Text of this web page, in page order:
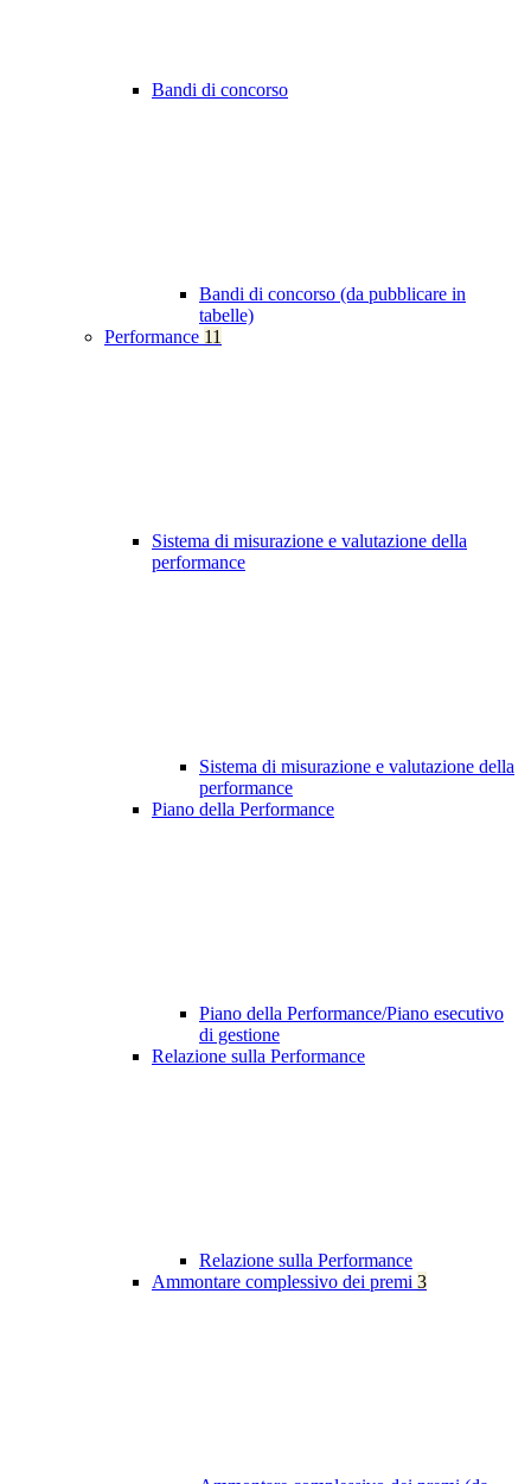
Bandi di concorso
Bandi di concorso (da pubblicare in
tabelle)
Performance 11
Sistema di misurazione e valutazione della
performance
Sistema di misurazione e valutazione della
performance
Piano della Performance
Piano della Performance/Piano esecutivo
di gestione
Relazione sulla Performance
Relazione sulla Performance
Ammontare complessivo dei premi 3